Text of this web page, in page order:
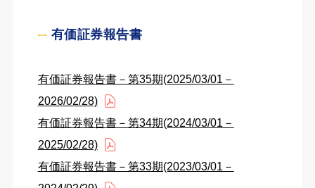
有価証券報告書
有価証券報告書－第35期(2025/03/01－
2026/02/28)
有価証券報告書－第34期(2024/03/01－
2025/02/28)
有価証券報告書－第33期(2023/03/01－